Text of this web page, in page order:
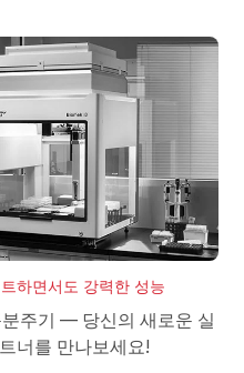
하면서도 강력한 성능
주기 — 당신의 새로운 실
너를 만나보세요!